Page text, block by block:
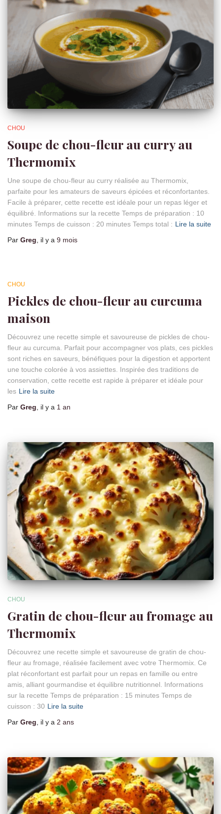
CHOU
Soupe de chou-fleur au curry au
Thermomix
Une soupe de chou-fleur au curry réalisée au Thermomix,
parfaite pour les amateurs de saveurs épicées et réconfortantes.
Facile à préparer, cette recette est idéale pour un repas léger et
équilibré. Informations sur la recette Temps de préparation : 10
minutes Temps de cuisson : 20 minutes Temps total : Lire la suite
Par Greg , il y a 9 mois
CHOU
Pickles de chou-fleur au curcuma
maison
Découvrez une recette simple et savoureuse de pickles de chou-
fleur au curcuma. Parfait pour accompagner vos plats, ces pickles
sont riches en saveurs, bénéfiques pour la digestion et apportent
une touche colorée à vos assiettes. Inspirée des traditions de
conservation, cette recette est rapide à préparer et idéale pour
les Lire la suite
Par Greg , il y a 1 an
CHOU
Gratin de chou-fleur au fromage au
Thermomix
Découvrez une recette simple et savoureuse de gratin de chou-
fleur au fromage, réalisée facilement avec votre Thermomix. Ce
plat réconfortant est parfait pour un repas en famille ou entre
amis, alliant gourmandise et équilibre nutritionnel. Informations
sur la recette Temps de préparation : 15 minutes Temps de
cuisson : 30 Lire la suite
Par Greg , il y a 2 ans